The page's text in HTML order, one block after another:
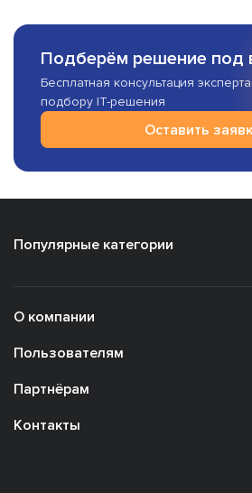
Подберём решение под
Бесплатная консультация
подбору IT-решения
Оставить
Популярные категории
О компании
Пользователям
Партнёрам
Контакты